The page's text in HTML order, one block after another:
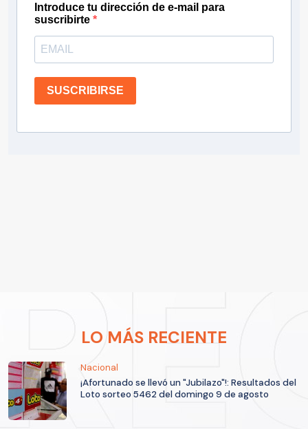
Introduce tu dirección de e-mail para
suscribirte
SUSCRIBIRSE
LO MÁS RECIENTE
Nacional
¡Afortunado se llevó un "Jubilazo"!: Resultados del
Loto sorteo 5462 del domingo 9 de agosto